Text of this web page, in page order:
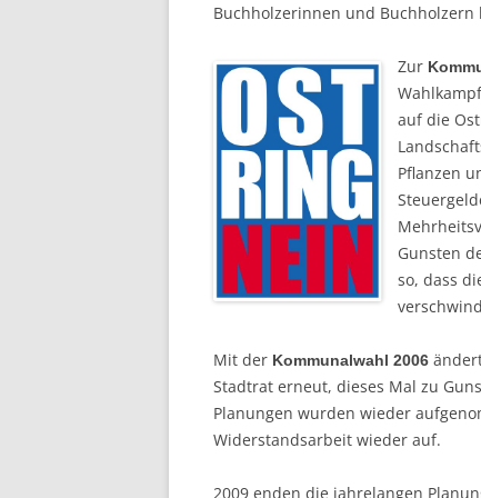
Buchholzerinnen und
Zur
auf die
Pflanzen
Gunsten
so, dass
Mit der Kommunalwahl 2006
Stadtrat erneut, dieses Mal zu
Planungen wurden wieder
Widerstandsarbeit wieder auf.
2009 enden die jahrelangen